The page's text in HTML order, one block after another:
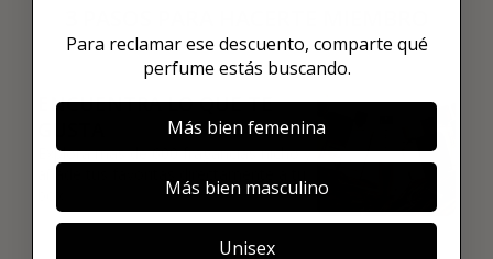
01
ENCUENTRA LO QUE TE
Explora más de 600 fragancias nicho y
Para reclamar ese descuento, comparte qué
perfume estás buscando.
Más bien femenina
Más bien masculino
Unisex